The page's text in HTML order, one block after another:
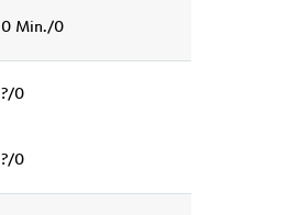
0 Min./0
?/0
?/0